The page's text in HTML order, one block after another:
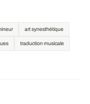
art synesthétique
traduction musicale